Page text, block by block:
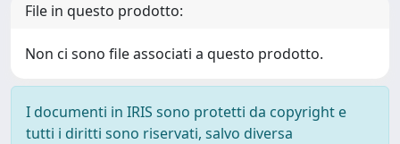
File in questo prodotto:
Non ci sono file associati a questo prodotto.
I documenti in IRIS sono protetti da copyright e
tutti i diritti sono riservati, salvo diversa